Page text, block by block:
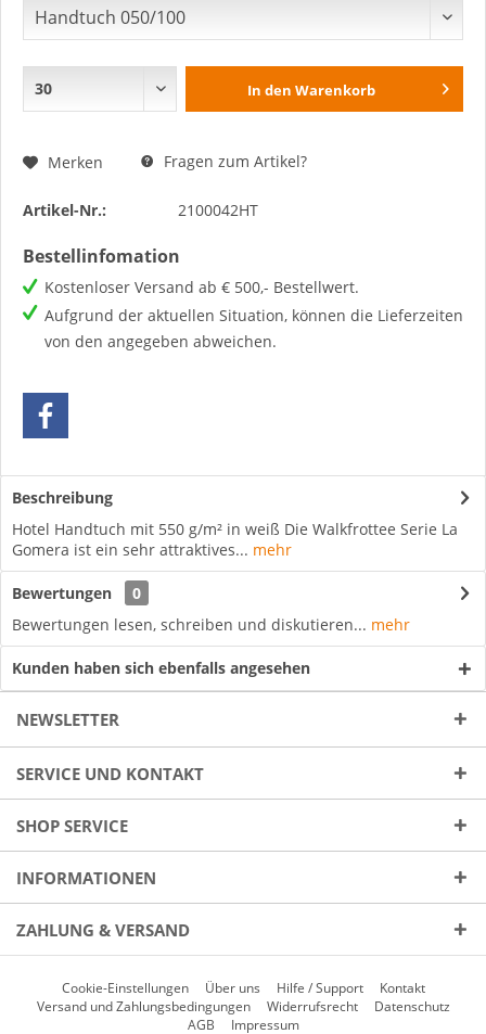
In den Warenkorb
Merken Fragen zum Artikel?
Artikel-Nr.: 2100042HT
Bestellinfomation
Kostenloser Versand ab € 500,- Bestellwert.
Aufgrund der aktuellen Situation, können die Lieferzeiten
von den angegeben abweichen.
Beschreibung
Hotel Handtuch mit 550 g/m² in weiß Die Walkfrottee Serie La
Gomera ist ein sehr attraktives... mehr
Bewertungen
0
Bewertungen lesen, schreiben und diskutieren... mehr
Kunden haben sich ebenfalls angesehen
NEWSLETTER
SERVICE UND KONTAKT
SHOP SERVICE
INFORMATIONEN
ZAHLUNG & VERSAND
Cookie-Einstellungen Über uns Hilfe / Support
Kontakt
Versand und Zahlungsbedingungen
Widerrufsrecht
Datenschutz
AGB
Impressum